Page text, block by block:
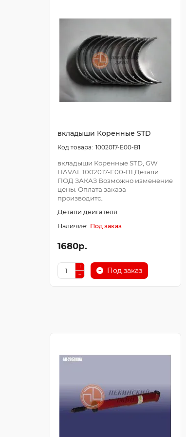
вкладыши Коренные STD
1002017-E00-B1
вкладыши Коренные STD, GW
HAVAL 1002017-E00-B1.Детали
ПОД ЗАКАЗ Возможно изменение
цены. Оплата заказа
производитс..
Детали двигателя
Под заказ
1680р.
Под заказ